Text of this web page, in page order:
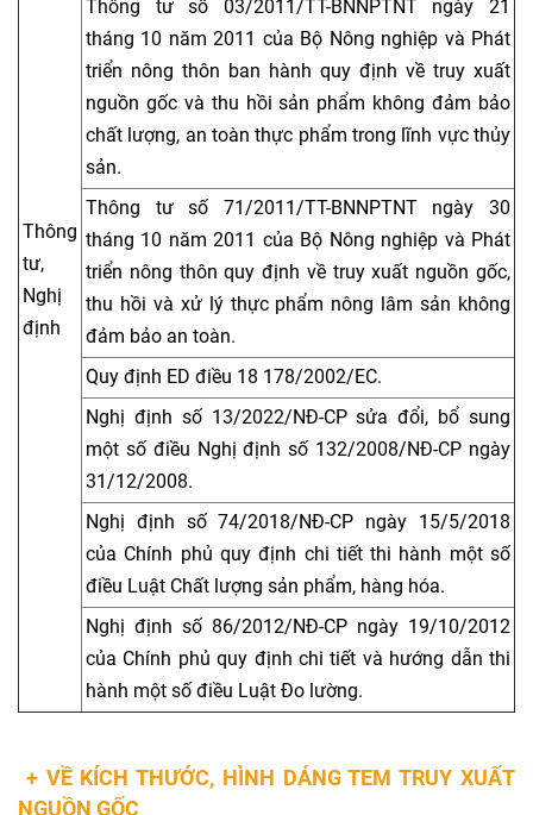
Thông
tư,
Nghị
định
Thông tư số 03/2011/TT-BNNPTNT ngày 21
tháng 10 năm 2011 của Bộ Nông nghiệp và Phát
triển nông thôn ban hành quy định về truy xuất
nguồn gốc và thu hồi sản phẩm không đảm bảo
chất lượng, an toàn thực phẩm trong lĩnh vực thủy
sản.
Thông tư số 71/2011/TT-BNNPTNT ngày 30
tháng 10 năm 2011 của Bộ Nông nghiệp và Phát
triển nông thôn quy định về truy xuất nguồn gốc,
thu hồi và xử lý thực phẩm nông lâm sản không
đảm bảo an toàn.
Quy định ED điều 18 178/2002/EC.
Nghị định số 13/2022/NĐ-CP sửa đổi, bổ sung
một số điều Nghị định số 132/2008/NĐ-CP ngày
31/12/2008.
Nghị định số 74/2018/NĐ-CP ngày 15/5/2018
của Chính phủ quy định chi tiết thi hành một số
điều Luật Chất lượng sản phẩm, hàng hóa.
Nghị định số 86/2012/NĐ-CP ngày 19/10/2012
của Chính phủ quy định chi tiết và hướng dẫn thi
hành một số điều Luật Đo lường.
+ VỀ KÍCH THƯỚC, HÌNH DÁNG TEM TRUY XUẤT
NGUỒN GỐC